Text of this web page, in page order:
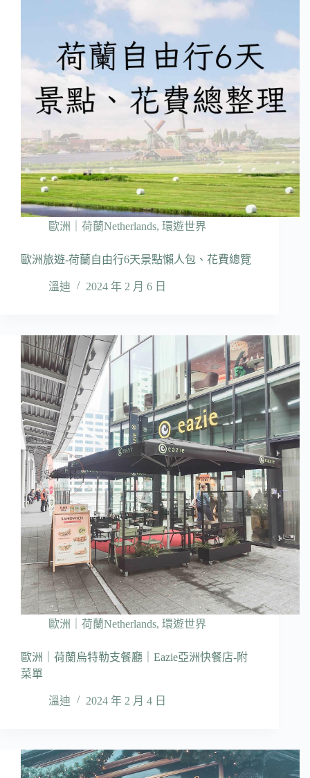
歐洲｜荷蘭Netherlands, 環遊世界
歐洲旅遊-荷蘭自由行6天景點懶人包、花費總覽
溫迪 2024 年 2 月 6 日
歐洲｜荷蘭Netherlands, 環遊世界
歐洲｜荷蘭烏特勒支餐廳｜Eazie亞洲快餐店-附
菜單
溫迪 2024 年 2 月 4 日